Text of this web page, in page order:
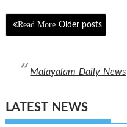
Posts
navigation
Older posts
Malayalam Daily News
LATEST NEWS